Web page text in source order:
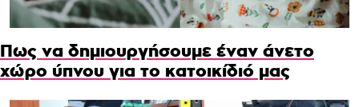
Πως να δημιουργήσουμε έναν άνετο
χώρο ύπνου για το κατοικίδιό μας